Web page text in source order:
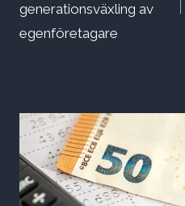
generationsväxling av
egenföretagare